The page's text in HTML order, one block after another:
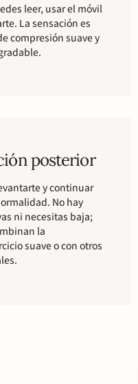
leer, usar el móvil
La sensación es
compresión suave y
posterior
y continuar
No hay
ni necesitas baja;
la
suave o con otros